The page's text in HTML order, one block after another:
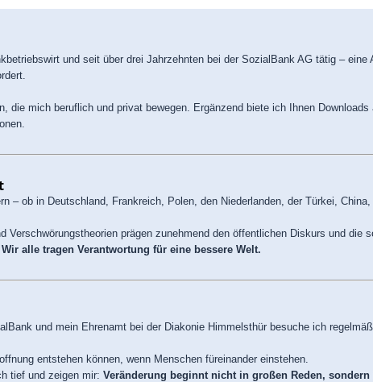
und seit über drei Jahrzehnten bei der SozialBank AG tätig – eine
die mich beruflich und privat bewegen. Ergänzend biete ich Ihnen
– ob in Deutschland, Frankreich, Polen, den Niederlanden, der Türkei,
Verschwörungstheorien prägen zunehmend den öffentlichen Diskurs und die
Wir alle tragen Verantwortung für eine bessere Welt.
und mein Ehrenamt bei der Diakonie Himmelsthür besuche ich
entstehen können, wenn Menschen füreinander einstehen.
tief und zeigen mir: Veränderung beginnt nicht in großen Reden,